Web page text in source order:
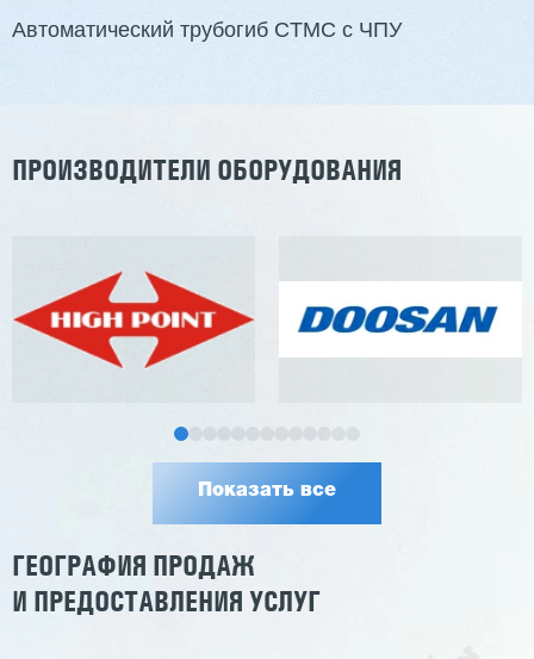
Автоматический трубогиб CTMC с ЧПУ
ПРОИЗВОДИТЕЛИ ОБОРУДОВАНИЯ
Показать все
ГЕОГРАФИЯ ПРОДАЖ
И ПРЕДОСТАВЛЕНИЯ УСЛУГ